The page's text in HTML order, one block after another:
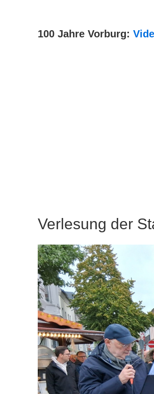
100 Jahre Vorburg:
Verlesung der